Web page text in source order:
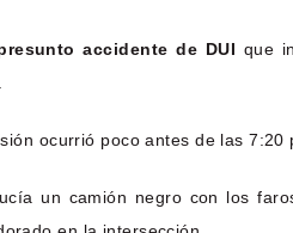
accidente de DUI que
ocurrió poco antes de las 7:20
un camión negro con los